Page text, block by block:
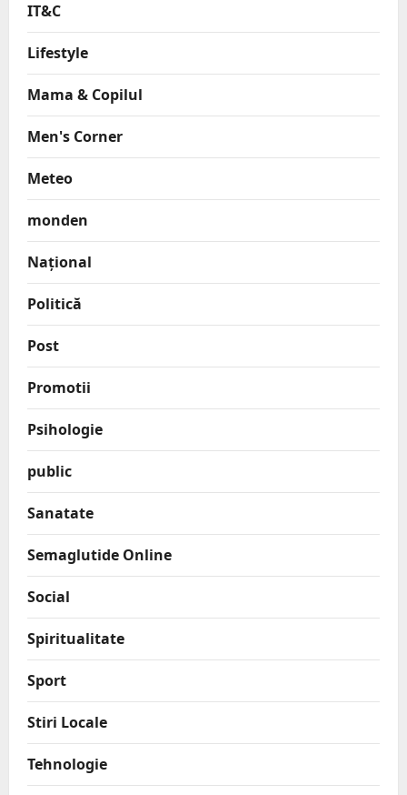
IT&C
Lifestyle
Mama & Copilul
Men's Corner
Meteo
monden
Național
Politică
Post
Promotii
Psihologie
public
Sanatate
Semaglutide Online
Social
Spiritualitate
Sport
Stiri Locale
Tehnologie